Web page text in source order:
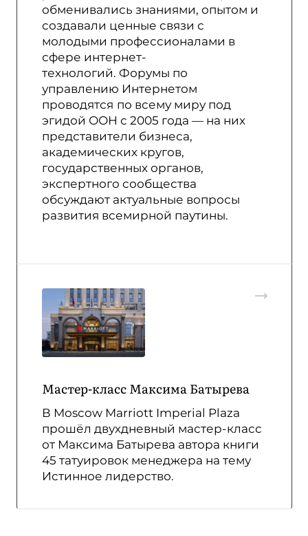
обменивались знаниями, опытом и
создавали ценные связи с
молодыми профессионалами в
сфере интернет-
технологий. Форумы по
управлению Интернетом
проводятся по всему миру под
эгидой ООН с 2005 года — на них
представители бизнеса,
академических кругов,
государственных органов,
экспертного сообщества
обсуждают актуальные вопросы
развития всемирной паутины.
Мастер-класс Максима Батырева
В Moscow Marriott Imperial Plaza
прошёл двухдневный мастер-класс
от Максима Батырева автора книги
45 татуировок менеджера на тему
Истинное лидерство.
Руководитель
Водолазко